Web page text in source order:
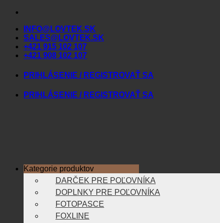
Skip
contentINFO@LOVTEK.SK
SALES@LOVTEK.SK
+421 915 102 107
+421 908 102 107
PRIHLÁSENIE / REGISTROVAŤ SA
PRIHLÁSENIE / REGISTROVAŤ SA
Kategorie produktov
DARČEK PRE POĽOVNÍKA
DOPLNKY PRE POĽOVNÍKA
FOTOPASCE
FOXLINE